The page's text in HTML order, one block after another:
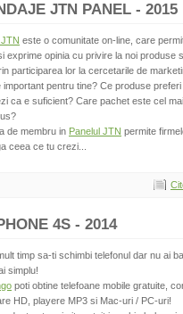
JTN PANEL - 2015
este o comunitate on-line, care
exprime opinia cu privire la noi produse
participarea lor la cercetarile de
important pentru tine? Ce produse
ca e suficient? Care pachet este cel
de membru in Panelul JTN permite
ceea ce tu crezi...
4S - 2014
timp sa-ti schimbi telefonul dar nu ai
simplu!
poti obtine telefoane mobile gratuite,
HD, playere MP3 si Mac-uri / PC-uri!